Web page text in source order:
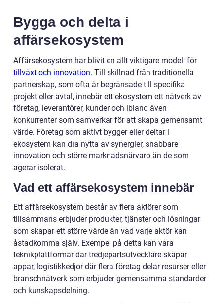
Bygga och delta i
affärsekosystem
Affärsekosystem har blivit en allt viktigare modell för
tillväxt och innovation. Till skillnad från traditionella
partnerskap, som ofta är begränsade till specifika
projekt eller avtal, innebär ett ekosystem ett nätverk av
företag, leverantörer, kunder och ibland även
konkurrenter som samverkar för att skapa gemensamt
värde. Företag som aktivt bygger eller deltar i
ekosystem kan dra nytta av synergier, snabbare
innovation och större marknadsnärvaro än de som
agerar isolerat.
Vad ett affärsekosystem innebär
Ett affärsekosystem består av flera aktörer som
tillsammans erbjuder produkter, tjänster och lösningar
som skapar ett större värde än vad varje aktör kan
åstadkomma själv. Exempel på detta kan vara
teknikplattformar där tredjepartsutvecklare skapar
appar, logistikkedjor där flera företag delar resurser eller
branschnätverk som erbjuder gemensamma standarder
och kunskapsdelning.